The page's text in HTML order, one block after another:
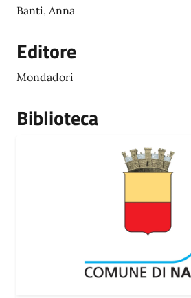
Banti, Anna
Editore
Mondadori
Biblioteca